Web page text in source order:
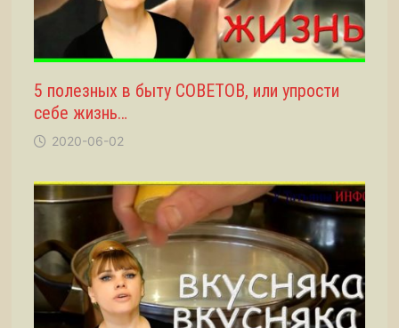
5 полезных в быту СОВЕТОВ, или упрости
себе жизнь…
2020-06-02